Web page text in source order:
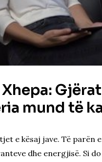
mund të
e kësaj jave. Të
dhe energjisë. Si